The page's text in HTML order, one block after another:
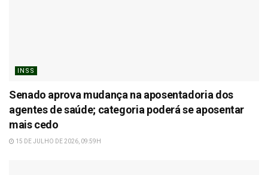
INSS
Senado aprova mudança na aposentadoria dos
agentes de saúde; categoria poderá se aposentar
mais cedo
15 DE JULHO DE 2026, 09:59H